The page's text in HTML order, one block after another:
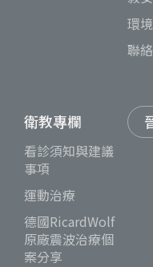
環
聯
衛教專欄
看診須知與建議
事項
運動治療
德國RicardWolf
原廠震波治療個
案分享